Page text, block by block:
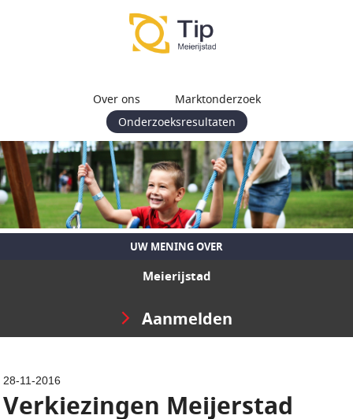
Over ons
Marktonderzoek
Onderzoeksresultaten
UW MENING OVER
Meierijstad
Aanmelden
28-11-2016
Verkiezingen Meijerstad